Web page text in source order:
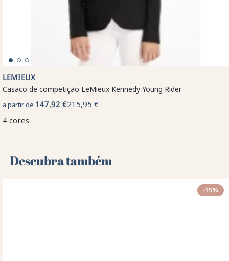
LEMIEUX
Casaco de competição LeMieux Kennedy Young Rider
a partir de 147,92 €215,95 €
4 cores
Descubra também 🌻
-15%